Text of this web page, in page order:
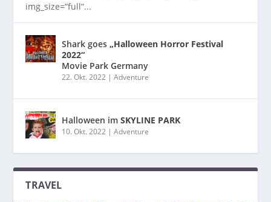
img_size=“full“...
Shark goes„Halloween Horror Festival
2022“
Movie Park Germany
22. Okt. 2022 |Adventure
Halloween imSKYLINE PARK
10. Okt. 2022 |Adventure
TRAVEL